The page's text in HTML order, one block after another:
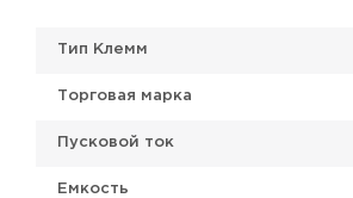
Тип Клемм
Торговая марка
Пусковой ток
Емкость